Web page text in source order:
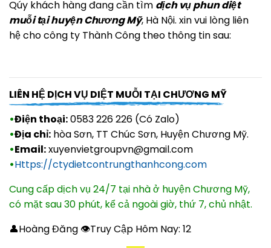
Qúy khách hàng đang cần tìm dịch vụ phun diệt
muỗi tại huyện Chương Mỹ, Hà Nội. xin vui lòng liên
hệ cho công ty Thành Công theo thông tin sau:
LIÊN HỆ DỊCH VỤ DIỆT MUỖI TẠI CHƯƠNG MỸ
•Điện thoại:0583 226 226 (Có Zalo)
•Địa chỉ: hòa Sơn, TT Chúc Sơn, Huyện Chương Mỹ.
•Email:xuyenvietgroupvn@gmail.com
•Https://ctydietcontrungthanhcong.com
Cung cấp dịch vụ 24/7 tại nhà ở huyện Chương Mỹ,
có mặt sau 30 phút, kể cả ngoài giờ, thứ 7, chủ nhật.
👤Hoàng Đăng 👁Truy Cập Hôm Nay: 12